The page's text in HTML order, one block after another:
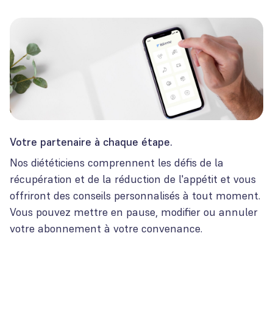
Votre partenaire à chaque étape.
Nos diététiciens comprennent les défis de la
récupération et de la réduction de l'appétit et vous
offriront des conseils personnalisés à tout moment.
Vous pouvez mettre en pause, modifier ou annuler
votre abonnement à votre convenance.